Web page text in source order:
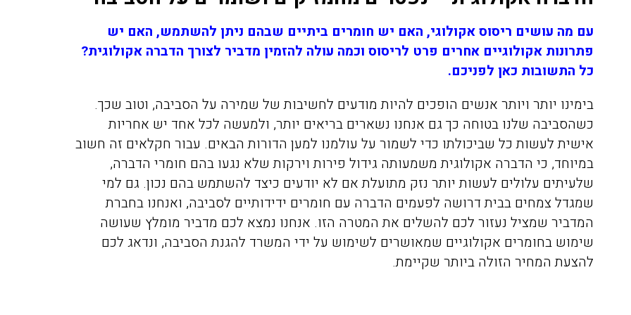
עם מה עושים ריסוס אקולוגי, האם יש חומרים ביתיים שבהם ניתן להשתמש, האם יש
פתרונות אקולוגיים אחרים פרט לריסוס וכמה עולה להזמין מדביר לצורך הדברה אקולוגית?
כל התשובות כאן לפניכם.
בימינו יותר ויותר אנשים הופכים להיות מודעים לחשיבות של שמירה על הסביבה, וטוב שכך.
כשהסביבה שלנו בטוחה כך גם אנחנו נשארים בריאים יותר, ולמעשה לכל אחד יש אחריות
אישית לעשות כל שביכולתו כדי לשמור על עולמנו למען הדורות הבאים. עבור חקלאים זה חשוב
במיוחד, כי הדברה אקולוגית משמעותה גידול פירות וירקות שלא נגעו בהם חומרי הדברה,
שלעיתים עלולים לעשות יותר נזק מתועלת אם לא יודעים כיצד להשתמש בהם נכון. גם למי
שמגדל צמחים בבית דרושה לפעמים הדברה עם חומרים ידידותיים לסביבה, ואנחנו בחברת
המדביר שמציל נעזור לכם להשלים את המטרה הזו. אנחנו נמצא לכם מדביר מומלץ שעושה
שימוש בחומרים אקולוגיים שמאושרים לשימוש על ידי המשרד להגנת הסביבה, ונדאג לכם
להצעת המחיר הזולה ביותר שקיימת.